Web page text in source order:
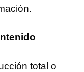
total o